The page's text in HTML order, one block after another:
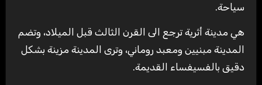
سياحة.
هي مدينة أثرية ترجع الى القرن الثالث قبل الميلاد، وتضم
المدينة مبنيين ومعبد روماني، وترى المدينة مزينة بشكل
دقيق بالفسيفساء القديمة.